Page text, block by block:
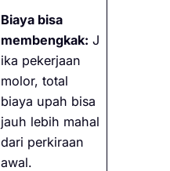
Biaya bisa
membengkak: J
ika pekerjaan
molor, total
biaya upah bisa
jauh lebih mahal
dari perkiraan
awal.